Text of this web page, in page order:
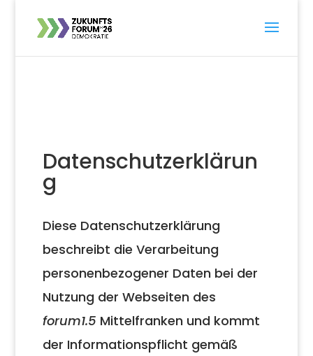
Datenschutzerklärun
g
Diese Datenschutzerklärung
beschreibt die Verarbeitung
personenbezogener Daten bei der
Nutzung der Webseiten des
forum1.5 Mittelfranken und kommt
der Informationspflicht gemäß